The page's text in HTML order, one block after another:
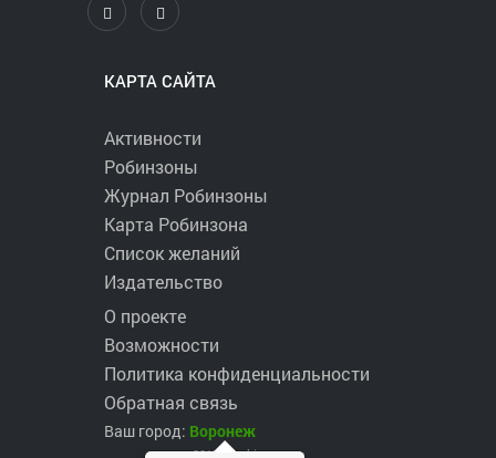
КАРТА САЙТА
Активности
Робинзоны
Журнал Робинзоны
Карта Робинзона
Список желаний
Издательство
О проекте
Возможности
Политика конфиденциальности
Обратная связь
Ваш город: Воронеж
2017 ©robinzons.ru